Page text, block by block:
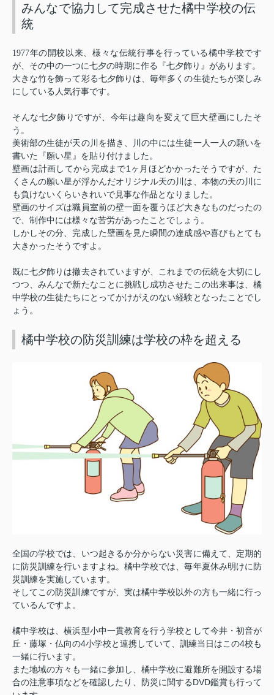
みんなで協力して完成させた橘中学校の伝
統
1977年の開校以来、様々な伝統行事を行っている橘中学校です
が、その中の一つに七夕の時期に作る『七夕飾り』があります。
大きな竹を飾って彩る七夕飾りは、毎年多くの生徒たちが楽しみ
にしている人気行事です。
そんな七夕飾りですが、今年は趣向を変えて巨大壁画にしたそ
う。
美術部の生徒が天の川を描き、川の中には生徒一人一人の願いを
書いた『願い星』を貼り付けました。
壁画は計画してから完成まで1 ヶ月ほどかかったそうですが、た
くさんの願い星が浮かんだオリジナル天の川は、本物の天の川に
も負けないくらいきれいで見事な作品となりました。
壁画のサイズは職員室前の壁一面を覆うほど大きなものだったの
で、制作中には様々な苦労があったことでしょう。
しかしその分、完成した壁画を見た瞬間の達成感や喜びもとても
大きかったそうですよ。
既に七夕飾りは撤去されていますが、これまでの伝統を大切にし
つつ、みんなで新たなことに挑戦し成功させたこの出来事は、橘
中学校の生徒たちにとってかけがえのない経験となったことでし
ょう。
橘中学校の防災訓練は学校の枠を超える
全国の学校では、いつ起きるか分からない災害に備えて、定期的
に防災訓練を行いますよね。 橘中学校では、毎年夏休み明けに防
災訓練を実施しています。
そしてこの防災訓練ですが、実は橘中学校以外の方も一緒に行っ
ているんですよ。
橘中学校は、横浜型小中一貫教育を行う学校として今井・初音が
丘・藤塚・仏向の4小学校と連携していて、訓練当日はこの4校も
一緒に行います。
また地域の方々も一緒に参加し、橘中学校に避難所を開設する場
合の注意事項などを確認したり、防災に関する DVD鑑賞も行って